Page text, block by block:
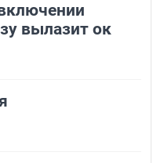
вылазит ок